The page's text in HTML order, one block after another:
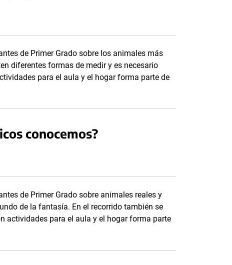
de Primer Grado sobre los animales más
diferentes formas de medir y es necesario
para el aula y el hogar forma parte de
conocemos?
de Primer Grado sobre animales reales y
de la fantasía. En el recorrido también se
actividades para el aula y el hogar forma parte